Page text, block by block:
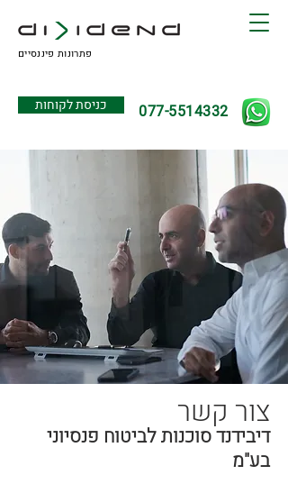
פתרונות פיננסיים
כניסת לקוחות 077-5514332
צור קשר
דיבידנד סוכנות לביטוח פנסיוני
בע"מ